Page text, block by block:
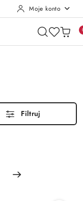
Moje konto
Filtruj